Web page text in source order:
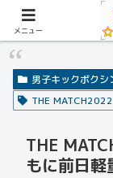
男子キックボクシ
THE MATCH2022
THE
もに前日軽
メニュー